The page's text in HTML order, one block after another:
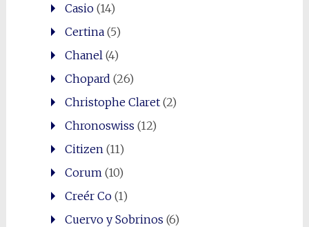
Casio(14)
Certina(5)
Chanel (4)
Chopard (26)
Christophe Claret(2)
Chronoswiss (12)
Citizen (11)
Corum (10)
Creér Co(1)
Cuervo y Sobrinos (6)